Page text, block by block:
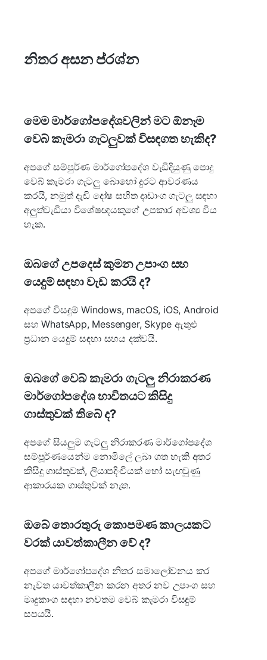
නිතර අසන ප්රශ්න
මෙම මාර්ගෝපදේශවලින් මට ඕනෑම
වෙබ් කැමරා ගැටලුවක් විසඳගත හැකිද?
අපගේ සම්පුර්ණ මාර්ගෝපදේශ වැඩිදියුණු පොදු
වෙබ් කැමරා ගැටලු බොහෝ දුරට ආවරණය
කරයි, නමුත් දැඩි දෝෂ සහිත දෘඩාංග ගැටලු සඳහා
අලුත්වැඩියා විශේෂඥයකුගේ උපකාර අවශ්‍ය විය
හැක.
ඔබගේ උපදෙස් කුමන උපාංග සහ
යෙදුම් සඳහා වැඩ කරයි ද?
අපගේ විසඳුම් Windows, macOS, iOS, Android
සහ WhatsApp, Messenger, Skype ඇතුළු
ප්‍රධාන යෙදුම් සඳහා සහය දක්වයි.
ඔබගේ වෙබ් කැමරා ගැටලු නිරාකරණ
මාර්ගෝපදේශ භාවිතයට කිසිදු
ගාස්තුවක් තිබේ ද?
අපගේ සියලුම ගැටලු නිරාකරණ මාර්ගෝපදේශ
සම්පූර්ණයෙන්ම නොමිලේ ලබා ගත හැකි අතර
කිසිදු ගාස්තුවක්, ලියාපදිංචියක් හෝ සැඟවුණු
ආකාරයක ගාස්තුවක් නැත.
ඔබේ තොරතුරු කොපමණ කාලයකට
වරක් යාවත්කාලීන වේ ද?
අපගේ මාර්ගෝපදේශ නිතර සමාලෝචනය කර
නැවත යාවත්කාලීන කරන අතර නව උපාංග සහ
මෘදුකාංග සඳහා නවතම වෙබ් කැමරා විසඳුම්
සපයයි.